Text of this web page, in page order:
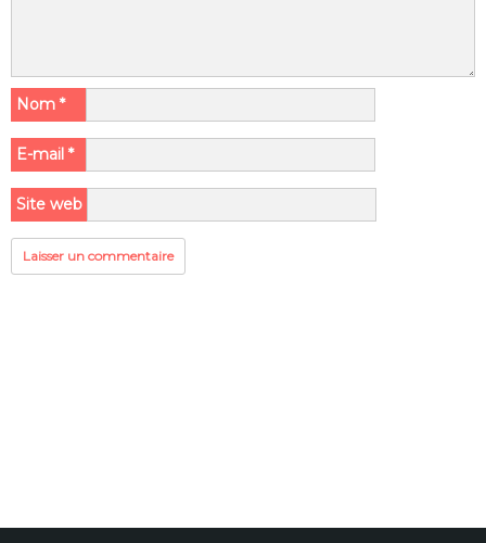
Nom *
E-mail *
Site web